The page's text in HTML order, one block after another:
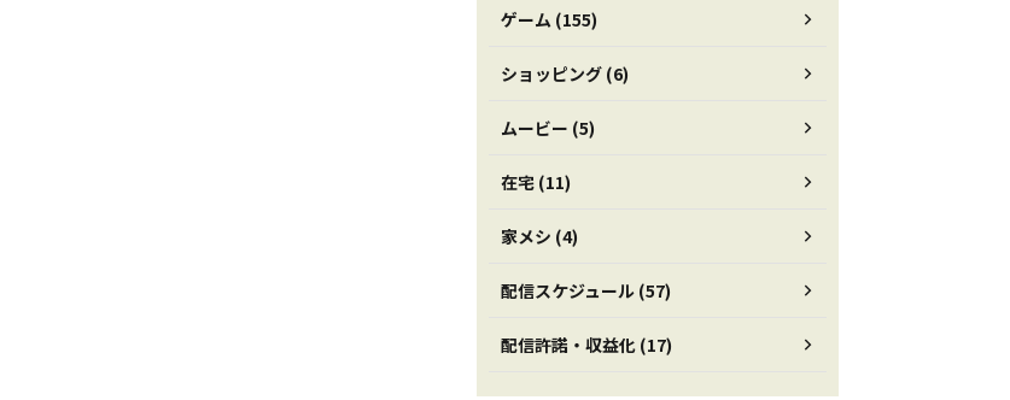
ゲーム (155)
ショッピング (6)
ムービー (5)
在宅 (11)
家メシ (4)
配信スケジュール (57)
配信許諾・収益化 (17)